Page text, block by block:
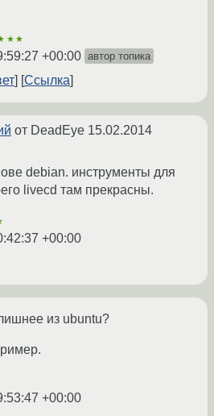
+00:00 автор топика
Ссылка
от DeadEye 15.02.2014
debian. инструменты для
livecd там прекрасны.
+00:00
из ubuntu?
+00:00